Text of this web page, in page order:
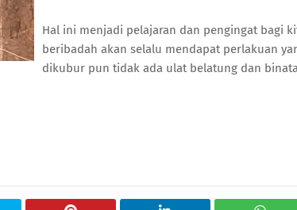
Hal ini menjadi pelajaran dan pengingat bagi
beribadah akan selalu mendapat perlakuan
dikubur pun tidak ada ulat belatung dan